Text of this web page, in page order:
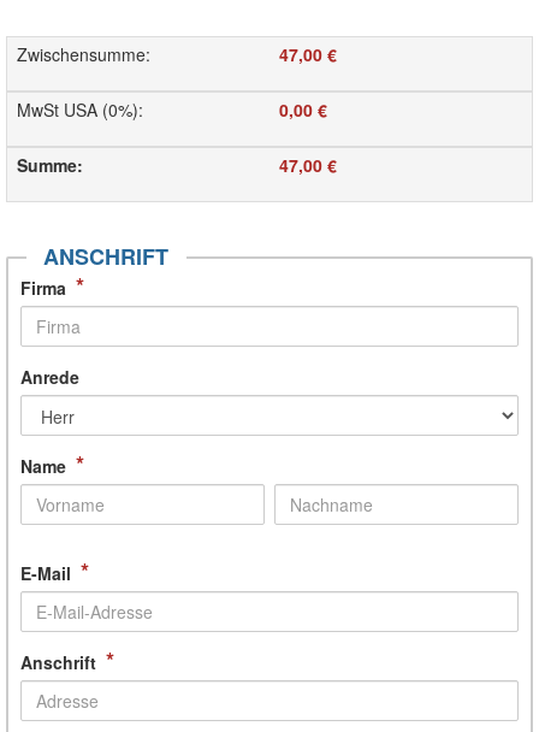
Zwischensumme: 47,00 €
MwSt USA (0%): 0,00 €
Summe: 47,00 €
ANSCHRIFT
Firma *
Anrede
Name *
E-Mail *
Anschrift *